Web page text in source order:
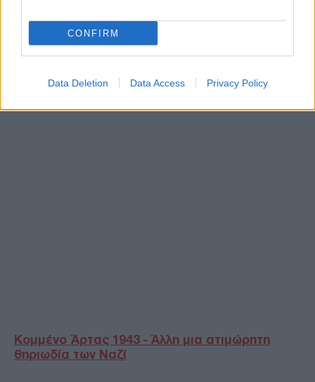
CONFIRM
Data Deletion Data Access Privacy Policy
Κομμένο Άρτας 1943 - Άλλη μια ατιμώρητη
θηριωδία των Ναζί